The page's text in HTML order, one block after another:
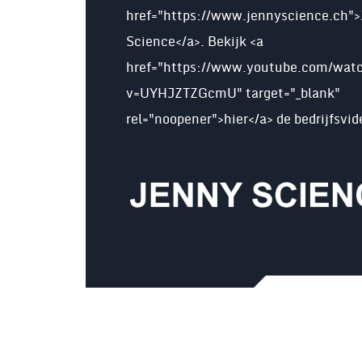
href="https://
Science</a>. Bekijk <a
href="https://www.youtube.com/
v=UYHJZTZGcmU" target="_blank"
rel="noopener">hier</a> de